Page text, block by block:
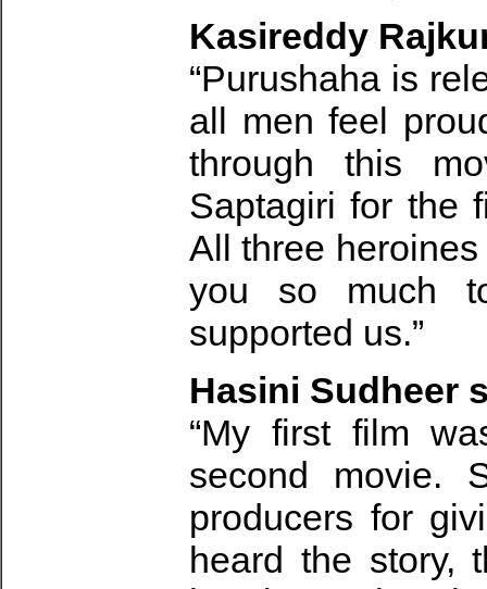
Kasireddy
“Purushaha is
all men feel
through this
Saptagiri for the
All three
you so much
supported us.”
Hasini Sudheer
“My first film
second movie.
producers for
heard the story,